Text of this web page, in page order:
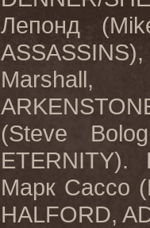
Лепонд
Marshall,
(Steve
ETERNITY).
Марк Сассо
HALFORD,